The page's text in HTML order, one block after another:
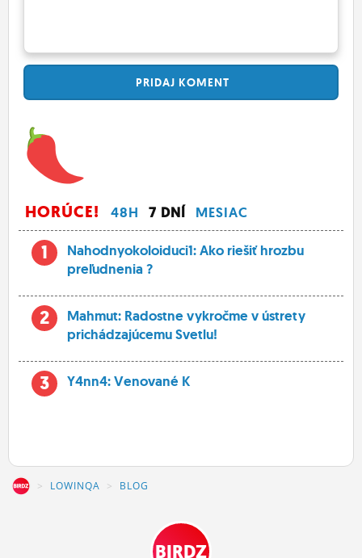
PRIDAJ KOMENT
HORÚCE! 48H 7 DNÍ MESIAC
1
Nahodnyokoloiduci1: Ako riešiť hrozbu
preľudnenia ?
2
Mahmut: Radostne vykročme v ústrety
prichádzajúcemu Svetlu!
3 Y4nn4: Venované K
LOWINQA BLOG
BIRDZ